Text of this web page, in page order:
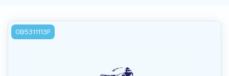
0B5311113F